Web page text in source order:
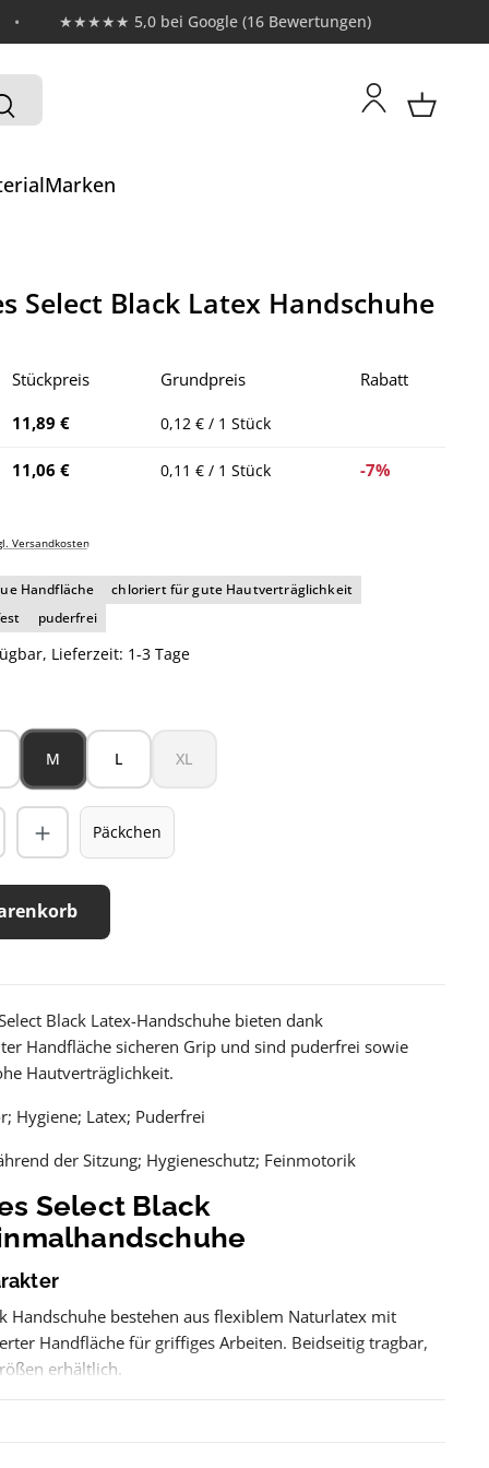
★★★★★ 5,0 bei Google (16 Bewertungen)
Marken
Select Black Latex Handschuhe
Stückpreis Grundpreis Rabatt
11,89 € 0,12 € / 1 Stück
11,06 € 0,11 € / 1 Stück -7%
Versandkosten
Handfläche
chloriert für gute Hautverträglichkeit
puderfrei
Lieferzeit: 1-3 Tage
ist zurzeit nicht verfügbar.)
M L XL
(Diese Option ist zurzeit nicht verfügbar.)
Päckchen
Black Latex-Handschuhe bieten dank
Handfläche sicheren Grip und sind puderfrei sowie
Hautverträglichkeit.
Hygiene; Latex; Puderfrei
der Sitzung; Hygieneschutz; Feinmotorik
Select Black
Handschuhe bestehen aus flexiblem Naturlatex mit
Handfläche für griffiges Arbeiten. Beidseitig tragbar,
erhältlich.